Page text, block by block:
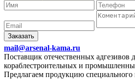
Заказать
mail@arsenal-kama.ru
Поставщик отечественных адгезивов
кораблестроительных и
Предлагаем продукцию специального